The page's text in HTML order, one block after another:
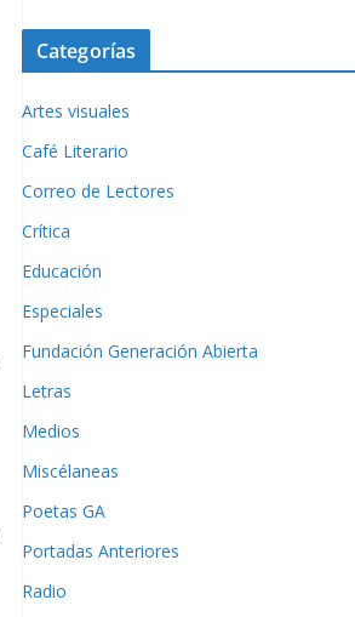
Categorías
Artes visuales
Café Literario
Correo de Lectores
Crítica
Educación
Especiales
Fundación Generación Abierta
Letras
Medios
Miscélaneas
Poetas GA
Portadas Anteriores
Radio